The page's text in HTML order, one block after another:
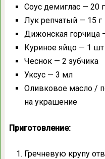
Соус демиглас — 20 г
Лук репчатый — 15 г
Дижонская горчица
Куриное яйцо — 1 шт
Чеснок — 2 зубчика
Уксус — 3 мл
Оливковое масло /
на украшение
Приготовление:
Гречневую крупу